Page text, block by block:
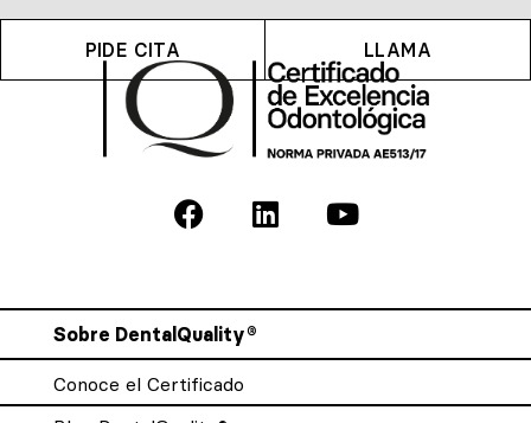
PIDE CITA LLAMA
Sobre DentalQuality®
Conoce el Certificado